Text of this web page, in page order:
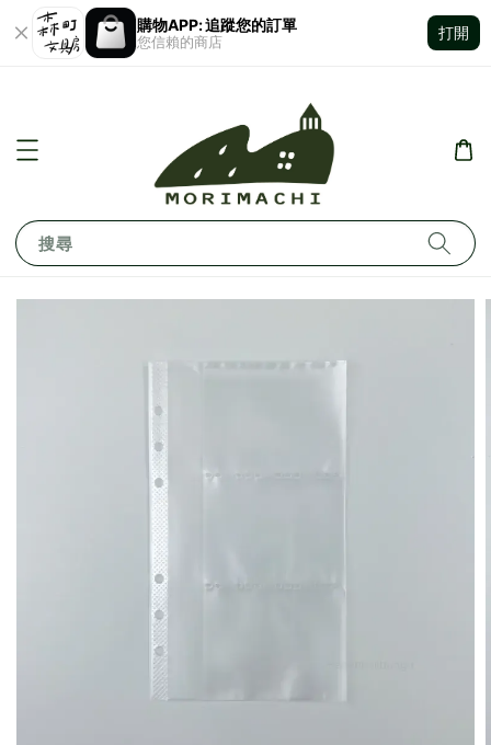
購物APP: 追蹤您的訂單
您信賴的商店
打開
搜尋